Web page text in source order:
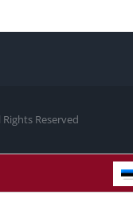
Reserved